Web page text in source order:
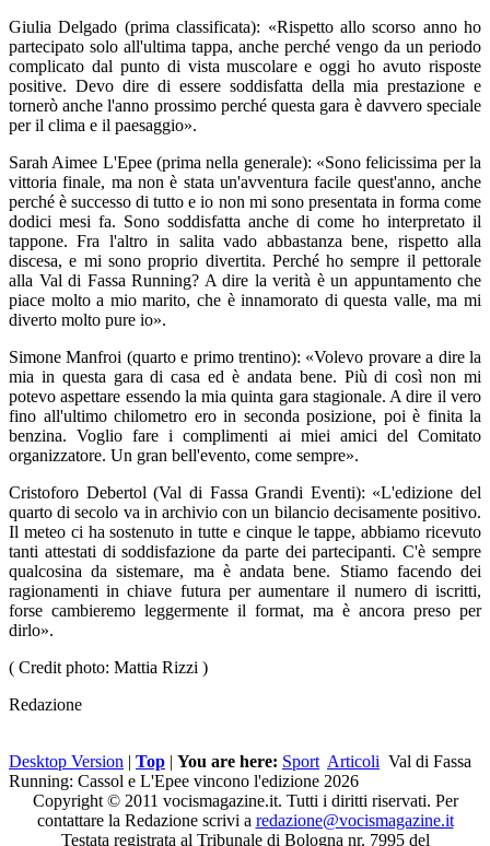
Giulia Delgado (prima classificata): «Rispetto allo scorso anno ho
partecipato solo all'ultima tappa, anche perché vengo da un periodo
complicato dal punto di vista muscolare e oggi ho avuto risposte
positive. Devo dire di essere soddisfatta della mia prestazione e
tornerò anche l'anno prossimo perché questa gara è davvero speciale
per il clima e il paesaggio».
Sarah Aimee L'Epee (prima nella generale): «Sono felicissima per la
vittoria finale, ma non è stata un'avventura facile quest'anno, anche
perché è successo di tutto e io non mi sono presentata in forma come
dodici mesi fa. Sono soddisfatta anche di come ho interpretato il
tappone. Fra l'altro in salita vado abbastanza bene, rispetto alla
discesa, e mi sono proprio divertita. Perché ho sempre il pettorale
alla Val di Fassa Running? A dire la verità è un appuntamento che
piace molto a mio marito, che è innamorato di questa valle, ma mi
diverto molto pure io».
Simone Manfroi (quarto e primo trentino): «Volevo provare a dire la
mia in questa gara di casa ed è andata bene. Più di così non mi
potevo aspettare essendo la mia quinta gara stagionale. A dire il vero
fino all'ultimo chilometro ero in seconda posizione, poi è finita la
benzina. Voglio fare i complimenti ai miei amici del Comitato
organizzatore. Un gran bell'evento, come sempre».
Cristoforo Debertol (Val di Fassa Grandi Eventi): «L'edizione del
quarto di secolo va in archivio con un bilancio decisamente positivo.
Il meteo ci ha sostenuto in tutte e cinque le tappe, abbiamo ricevuto
tanti attestati di soddisfazione da parte dei partecipanti. C'è sempre
qualcosina da sistemare, ma è andata bene. Stiamo facendo dei
ragionamenti in chiave futura per aumentare il numero di iscritti,
forse cambieremo leggermente il format, ma è ancora preso per
dirlo».
( Credit photo: Mattia Rizzi )
Redazione
Desktop Version | Top | You are here: Sport Articoli Val di Fassa
Running: Cassol e L'Epee vincono l'edizione 2026
Copyright © 2011 vocismagazine.it. Tutti i diritti riservati. Per
contattare la Redazione scrivi a redazione@vocismagazine.it
Testata registrata al Tribunale di Bologna nr. 7995 del